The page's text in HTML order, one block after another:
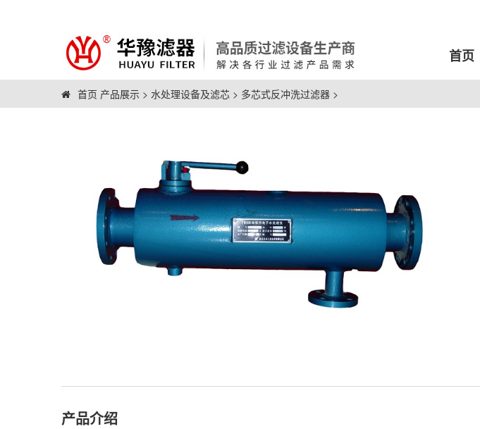
首页
首页 产品展示 > 水处理设备及滤芯 > 多芯式反冲洗过滤器 >
产品介绍